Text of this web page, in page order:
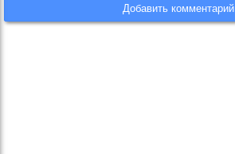
Добавить комментарий